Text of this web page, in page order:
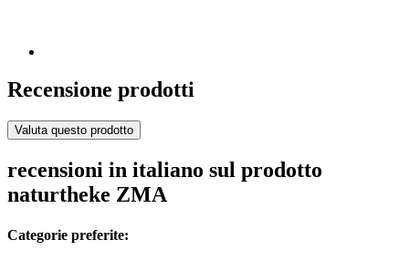
Recensione prodotti
Valuta questo prodotto
recensioni in italiano sul prodotto
naturtheke ZMA
Categorie preferite: